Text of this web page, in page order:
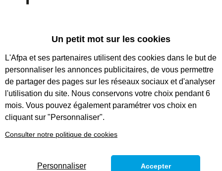
Fil info
En Paca avec Elior,
décrochez un
emploi en
apprentissage dans
la restauration
collective sans
expérience
Un petit mot sur les cookies
L'Afpa et ses partenaires utilisent des cookies dans le but de
personnaliser les annonces publicitaires, de vous permettre
de partager des pages sur les réseaux sociaux et d'analyser
l'utilisation du site. Nous conservons votre choix pendant 6
mois. Vous pouvez également paramétrer vos choix en
cliquant sur "Personnaliser".
Consulter notre politique de cookies
Personnaliser Accepter